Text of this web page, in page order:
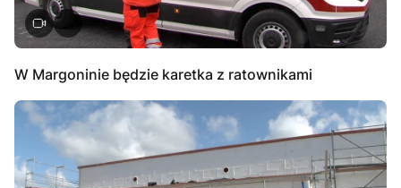
W Margoninie będzie karetka z ratownikami